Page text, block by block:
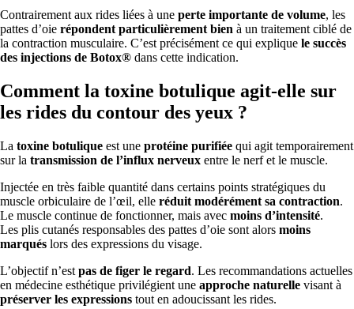
Contrairement aux rides liées à une perte importante de volume, les
pattes d’oie répondent particulièrement bien à un traitement ciblé de
la contraction musculaire. C’est précisément ce qui explique le succès
des injections de Botox® dans cette indication.
Comment la toxine botulique agit-elle sur
les rides du contour des yeux ?
La toxine botulique est une protéine purifiée qui agit temporairement
sur la transmission de l’influx nerveux entre le nerf et le muscle.
Injectée en très faible quantité dans certains points stratégiques du
muscle orbiculaire de l’œil, elle réduit modérément sa contraction.
Le muscle continue de fonctionner, mais avec moins d’intensité.
Les plis cutanés responsables des pattes d’oie sont alors moins
marqués lors des expressions du visage.
L’objectif n’est pas de figer le regard. Les recommandations actuelles
en médecine esthétique privilégient une approche naturelle visant à
préserver les expressions tout en adoucissant les rides.